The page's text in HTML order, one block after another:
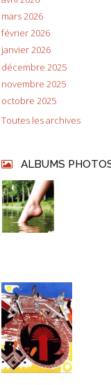
mars 2026
février 2026
janvier 2026
décembre 2025
novembre 2025
octobre 2025
Toutes les archives
ALBUMS